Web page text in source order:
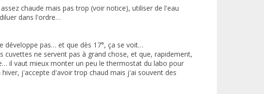
chaude mais pas trop (voir notice), utiliser de l'eau
dans l'ordre…
développe pas… et que dès 17°, ça se voit…
ne servent pas à grand chose, et que, rapidement,
il vaut mieux monter un peu le thermostat du labo pour
j'accepte d'avoir trop chaud mais j'ai souvent des